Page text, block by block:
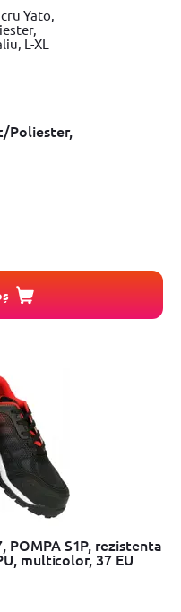
Poliester,
POMPA S1P, rezistenta
multicolor, 37 EU